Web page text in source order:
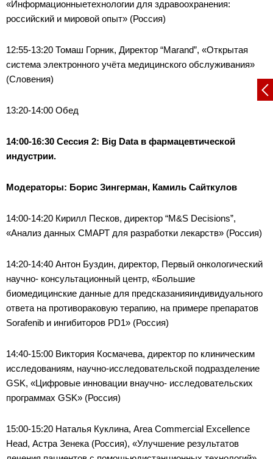
«Информационныетехнологии для здравоохранения:
российский и мировой опыт» (Россия)
12:55-13:20 Томаш Горник, Директор “Marand”, «Открытая
система электронного учёта медицинского обслуживания»
(Словения)
13:20-14:00 Обед
14:00-16:30 Сессия 2: Big Data в фармацевтической
индустрии.
Модераторы: Борис Зингерман, Камиль Сайткулов
14:00-14:20 Кирилл Песков, директор “M&S Decisions”,
«Анализ данных СМАРТ для разработки лекарств» (Россия)
14:20-14:40 Антон Буздин, директор, Первый онкологический
научно- консультационный центр, «Большие
биомедицинские данные для предсказанияиндивидуального
ответа на противораковую терапию, на примере препаратов
Sorafenib и ингибиторов PD1» (Россия)
14:40-15:00 Виктория Космачева, директор по клиническим
исследованиям, научно-исследовательской подразделение
GSK, «Цифровые инновации внаучно- исследовательских
программах GSK» (Россия)
15:00-15:20 Наталья Куклина, Area Commercial Excellence
Head, Астра Зенека (Россия), «Улучшение результатов